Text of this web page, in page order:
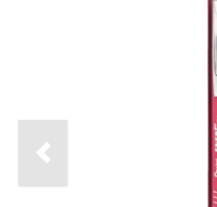
Previous slide